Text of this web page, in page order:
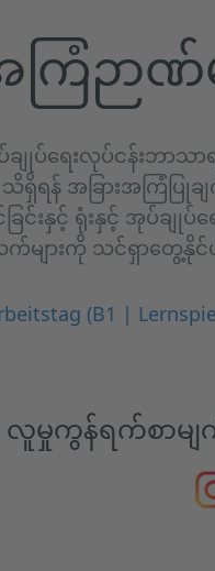
ကြံဉာဏ်မ
ျုပ်ရေးလုပ်ငန်းဘာသ
ရှိရန် အခြားအကြံပြု
းနှင့် ရုံးနှင့် အုပ်ချုပ်
ျားကို သင်ရှာတွေ့နိုင်
(B1 |
လူမှုကွန်ရက်စာမျ